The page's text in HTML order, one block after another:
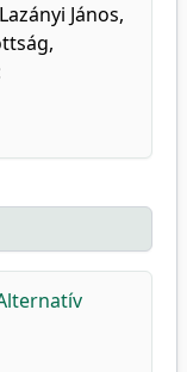
János,